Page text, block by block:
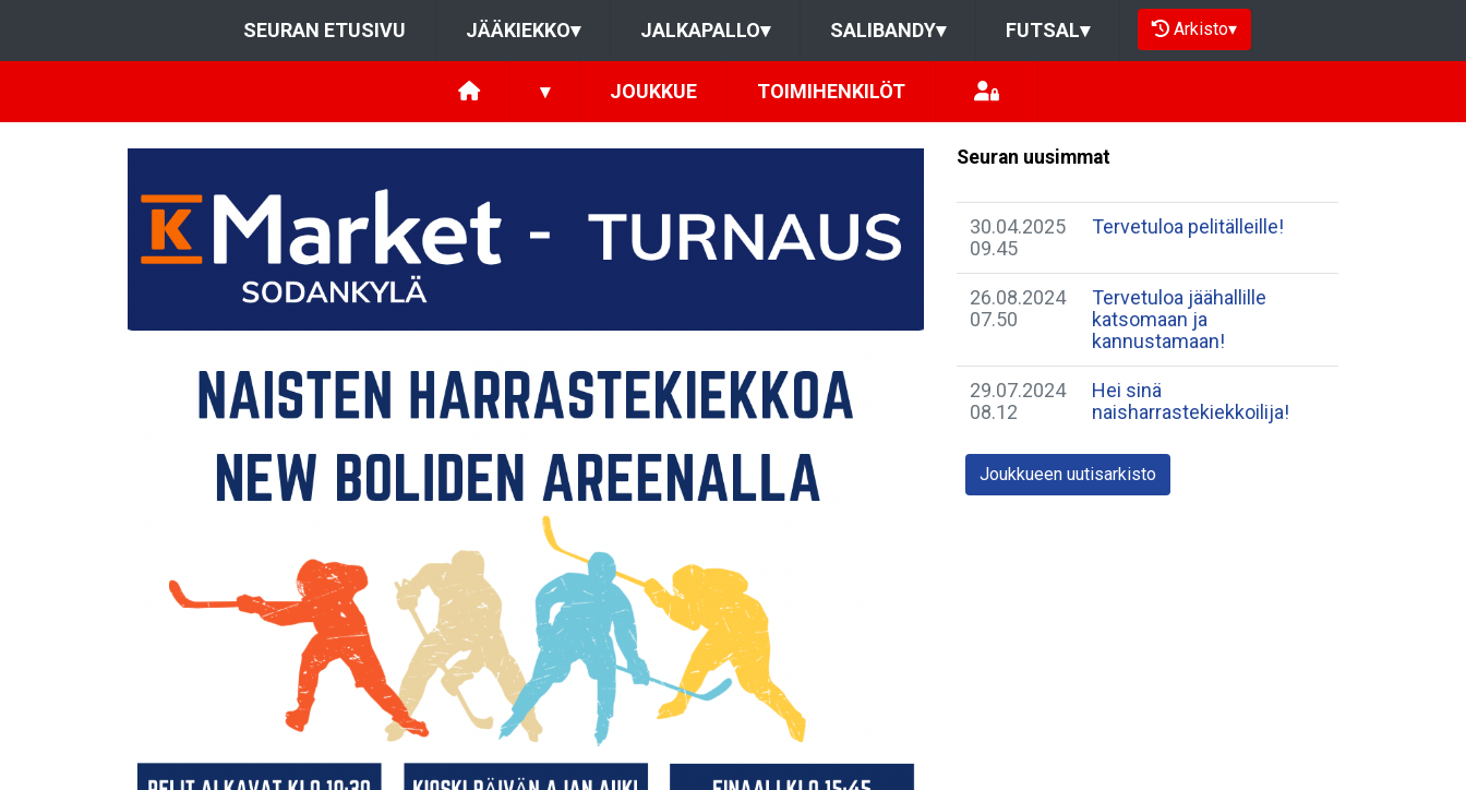
SEURAN ETUSIVU JÄÄKIEKKO▾ JALKAPALLO▾ SALIBANDY▾ FUTSAL▾ Arkisto▾
▾ JOUKKUE TOIMIHENKILÖT
Seuran uusimmat
30.04.2025
09.45
Tervetuloa pelitälleille!
26.08.2024
07.50
Tervetuloa jäähallille
katsomaan ja
kannustamaan!
29.07.2024
08.12
Hei sinä
naisharrastekiekkoilija!
Joukkueen uutisarkisto